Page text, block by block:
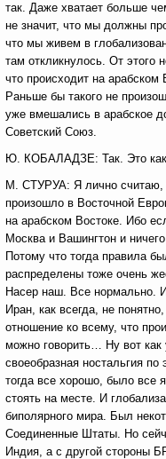
так. Даже хватает больше
не значит, что мы должны
что мы живем в
там откликнулось. От этого
что происходит на арабском
Раньше бы такого не
уже вмешались в арабское
Советский Союз.
Ю. КОБАЛАДЗЕ: Так. Это
М. СТУРУА: Я лично считаю,
произошло в Восточной
на арабском Востоке. Ибо
Москва и Вашингтон и
Потому что тогда правила
распределены тоже очень
Насер наш. Все нормально.
Иран, как всегда, не
отношение ко всему, что
можно говорить… Ну вот
своеобразная ностальгия
тогда все хорошо, было все
стоять на месте. И
биполярного мира. Был
Соединенные Штаты. Но
Индия, а с другой стороны